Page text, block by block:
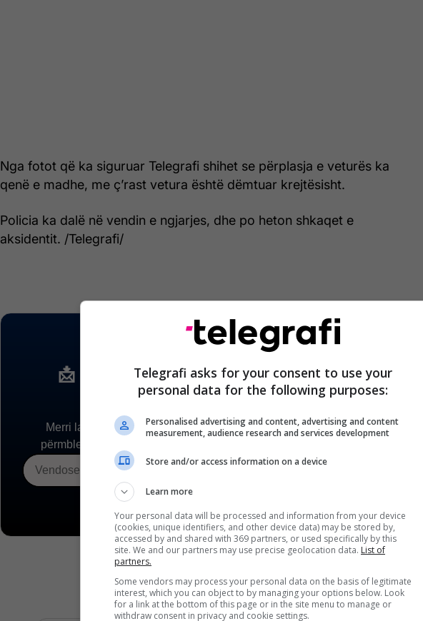
Nga fotot që ka siguruar Telegrafi shihet se përplasja e veturës ka
qenë e madhe, me ç’rast vetura është dëmtuar krejtësisht.
Policia ka dalë në vendin e ngjarjes, dhe po heton shkaqet e
aksidentit. /Telegrafi/
Telegrafi asks for your consent to use your
personal data for the following purposes:
Personalised advertising and content, advertising and content
measurement, audience research and services development
Store and/or access information on a device
Learn more
Your personal data will be processed and information from your device
(cookies, unique identifiers, and other device data) may be stored by,
accessed by and shared with 369 partners, or used specifically by this
site. We and our partners may use precise geolocation data. List of
partners.
Some vendors may process your personal data on the basis of legitimate
interest, which you can object to by managing your options below. Look
for a link at the bottom of this page or in the site menu to manage or
withdraw consent in privacy and cookie settings.